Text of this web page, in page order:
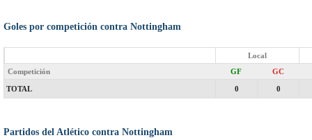
Goles por competición contra Nottingham
Local
Competición
GF GC
TOTAL 0 0
Partidos del Atlético contra Nottingham